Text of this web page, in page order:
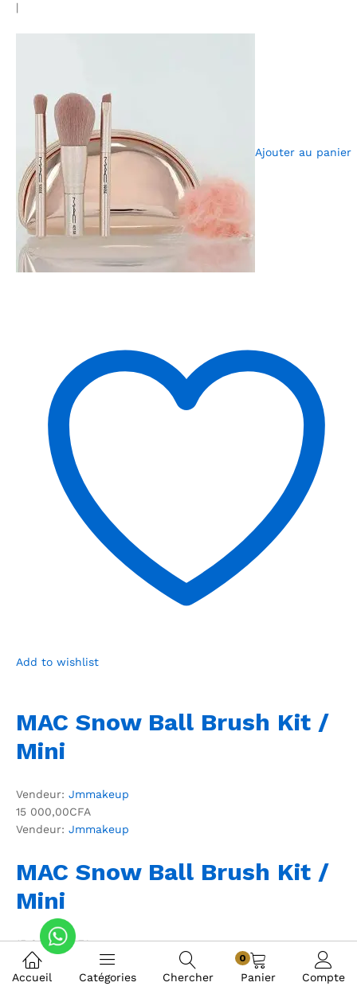
|
Ajouter au panier
Add to wishlist
MAC Snow Ball Brush Kit /
Mini
Vendeur: Jmmakeup
15 000,00CFA
Vendeur: Jmmakeup
MAC Snow Ball Brush Kit /
Mini
15 000,00CFA
Accueil Catégories Chercher
0
Panier Compte